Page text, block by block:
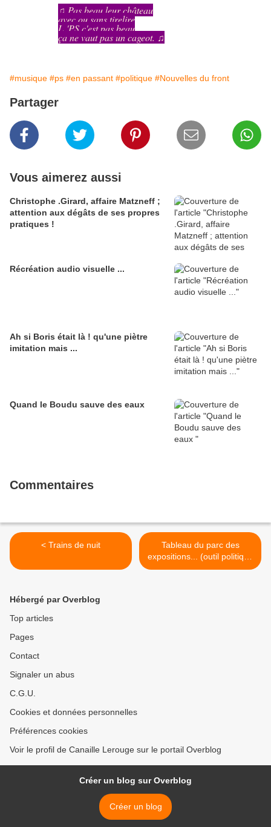
♫ Pas beau leur château
avec ou sans tirelire
L 'PS c'est pas beau
ça ne vaut pas un cageot. ♫
#musique #ps #en passant #politique #Nouvelles du front
Partager
Vous aimerez aussi
Christophe .Girard, affaire Matzneff ;
attention aux dégâts de ses propres
pratiques !
Récréation audio visuelle ...
Ah si Boris était là ! qu'une piètre
imitation mais ...
Quand le Boudu sauve des eaux
Commentaires
< Trains de nuit
Tableau du parc des
expositions... (outil politique
à disposition de tous) >
Hébergé par Overblog
Top articles
Pages
Contact
Signaler un abus
C.G.U.
Cookies et données personnelles
Préférences cookies
Voir le profil de Canaille Lerouge sur le portail Overblog
Créer un blog sur Overblog
Créer un blog